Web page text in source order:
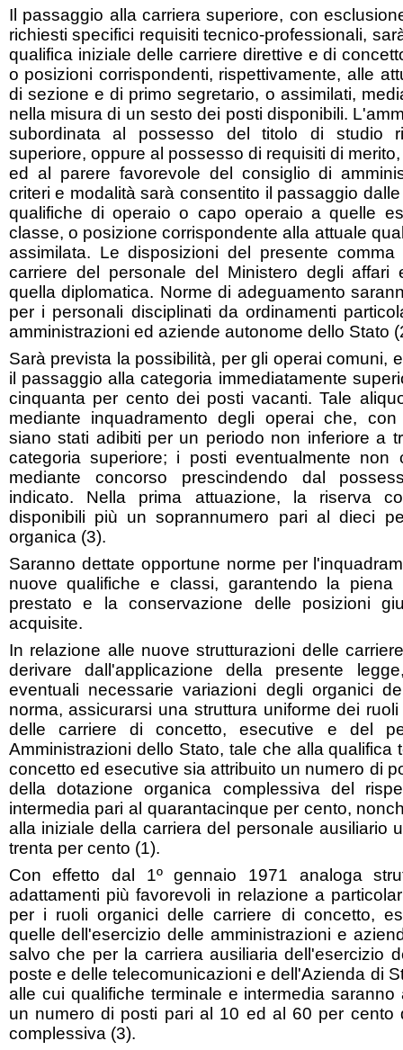
Il passaggio alla carriera superiore, con
richiesti specifici requisiti tecnico-professionali,
qualifica iniziale delle carriere direttive e di
o posizioni corrispondenti, rispettivamente, alle
di sezione e di primo segretario, o assimilati,
nella misura di un sesto dei posti disponibili.
subordinata al possesso del titolo di studio
superiore, oppure al possesso di requisiti di
ed al parere favorevole del consiglio di
criteri e modalità sarà consentito il passaggio
qualifiche di operaio o capo operaio a quelle
classe, o posizione corrispondente alla attuale
assimilata. Le disposizioni del presente
carriere del personale del Ministero degli affari
quella diplomatica. Norme di adeguamento
per i personali disciplinati da ordinamenti
amministrazioni ed aziende autonome dello Stato
Sarà prevista la possibilità, per gli operai comuni,
il passaggio alla categoria immediatamente
cinquanta per cento dei posti vacanti. Tale
mediante inquadramento degli operai che, con
siano stati adibiti per un periodo non inferiore a
categoria superiore; i posti eventualmente non
mediante concorso prescindendo dal
indicato. Nella prima attuazione, la riserva
disponibili più un soprannumero pari al dieci
organica (3).
Saranno dettate opportune norme per
nuove qualifiche e classi, garantendo la piena
prestato e la conservazione delle posizioni
acquisite.
In relazione alle nuove strutturazioni delle
derivare dall'applicazione della presente
eventuali necessarie variazioni degli organici
norma, assicurarsi una struttura uniforme dei
delle carriere di concetto, esecutive e del
Amministrazioni dello Stato, tale che alla qualifica
concetto ed esecutive sia attribuito un numero di
della dotazione organica complessiva del
intermedia pari al quarantacinque per cento,
alla iniziale della carriera del personale ausiliario
trenta per cento (1).
Con effetto dal 1º gennaio 1971 analoga
adattamenti più favorevoli in relazione a
per i ruoli organici delle carriere di concetto,
quelle dell'esercizio delle amministrazioni e
salvo che per la carriera ausiliaria dell'esercizio
poste e delle telecomunicazioni e dell'Azienda di
alle cui qualifiche terminale e intermedia saranno
un numero di posti pari al 10 ed al 60 per cento
complessiva (3).